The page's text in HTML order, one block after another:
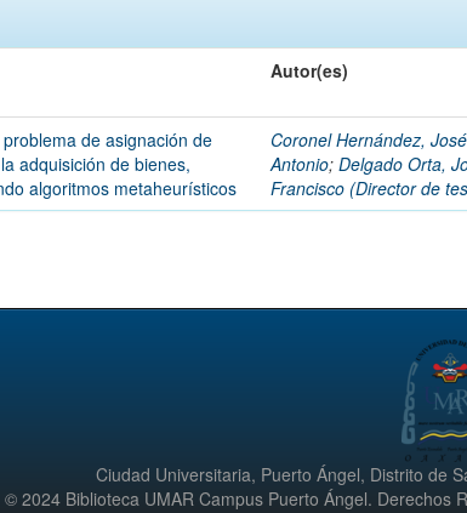
Autor(es)
de asignación de
adquisición de bienes,
algoritmos metaheurísticos
Coronel Hernández, José
Antonio;Delgado Orta,
Francisco (Director de
Ciudad Universitaria, Puerto Ángel, Distrito de
© 2024 Biblioteca UMAR Campus Puerto Ángel. Derechos